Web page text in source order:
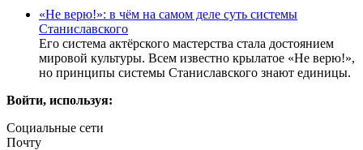
«Не верю!»: в чём на самом деле суть системы
Станиславского
Его система актёрского мастерства стала достоянием
мировой культуры. Всем известно крылатое «Не верю!»,
но принципы системы Станиславского знают единицы.
Войти, используя:
Социальные сети
Почту